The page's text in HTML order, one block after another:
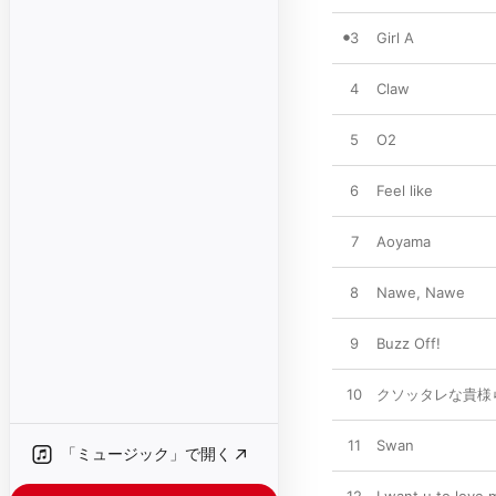
「ミュージック」で開く
3 Girl A
4 Claw
5 O2
6 Feel like
7 Aoyama
8 Nawe, Nawe
9 Buzz Off!
10 クソッタレな貴様
11 Swan